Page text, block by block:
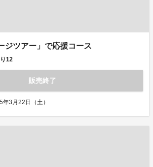
ジツアー」で応援コース
12
販売終了
3月22日（土）